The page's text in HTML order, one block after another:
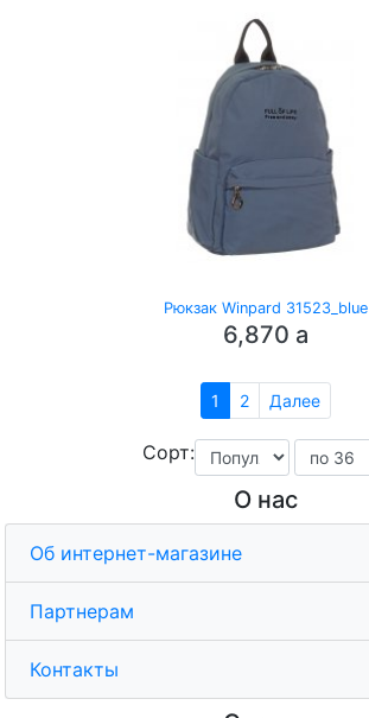
Рюкзак Winpard 31523_blue
6,870 a
1 2 Далее
Сорт:
О нас
Об интернет-магазине
Партнерам
Контакты